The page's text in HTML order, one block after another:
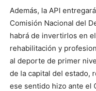
Además, la API
Comisión Nacional del
habrá de invertirlos en
rehabilitación y
al deporte de primer
de la capital del estado,
ese sentido hizo ante el